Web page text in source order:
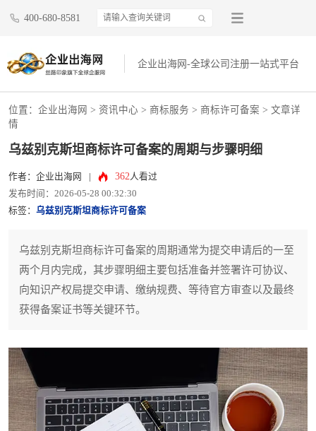
400-680-8581
企业出海网-全球公司注册一站式平台
位置： 企业出海网 > 资讯中心 > 商标服务 > 商标许可备案 > 文章详
情
乌兹别克斯坦商标许可备案的周期与步骤明细
作者：企业出海网 362人看过
发布时间：2026-05-28 00:32:30
标签： 乌兹别克斯坦商标许可备案
乌兹别克斯坦商标许可备案的周期通常为提交申请后的一至
两个月内完成，其步骤明细主要包括准备并签署许可协议、
向知识产权局提交申请、缴纳规费、等待官方审查以及最终
获得备案证书等关键环节。